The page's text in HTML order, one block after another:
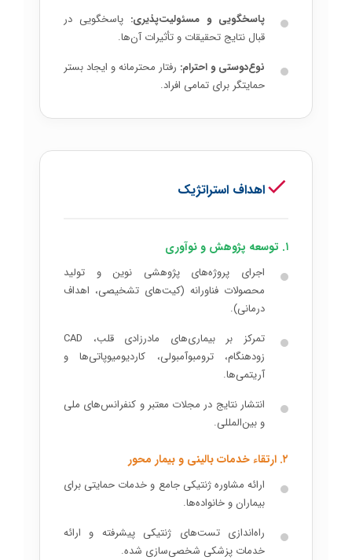
پاسخگویی و مسئولیت‌پذیری: پاسخگویی در
قبال نتایج تحقیقات و تأثیرات آن‌ها.
نوع‌دوستی و احترام: رفتار محترمانه و ایجاد بستر
حمایتگر برای تمامی افراد.
اهداف استراتژیک
۱. توسعه پژوهش و نوآوری
اجرای پروژه‌های پژوهشی نوین و تولید
محصولات فناورانه (کیت‌های تشخیصی، اهداف
درمانی).
تمرکز بر بیماری‌های مادرزادی قلب، CAD
زودهنگام، ترومبوآمبولی، کاردیومیوپاتی‌ها و
آریتمی‌ها.
انتشار نتایج در مجلات معتبر و کنفرانس‌های ملی
و بین‌المللی.
۲. ارتقاء خدمات بالینی و بیمار محور
ارائه مشاوره ژنتیکی جامع و خدمات حمایتی برای
بیماران و خانواده‌ها.
راه‌اندازی تست‌های ژنتیکی پیشرفته و ارائه
خدمات پزشکی شخصی‌سازی شده.